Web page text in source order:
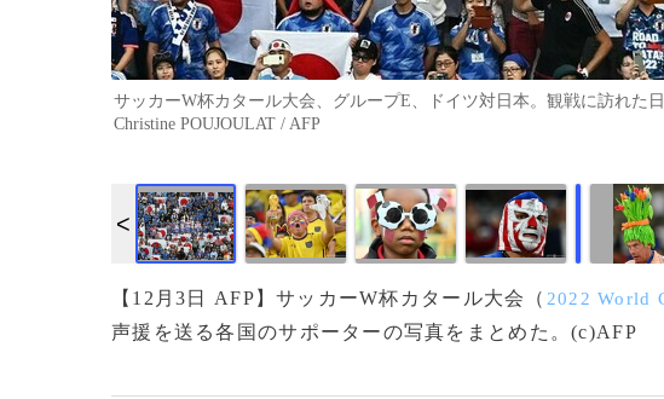
サッカーW杯カタール大会、グループE、ドイツ対日本。観戦に訪れた
Christine POUJOULAT / AFP
画像作成中 画像作成中
【12月3日 AFP】サッカーW杯カタール大会（ 2022 World
声援を送る各国のサポーターの写真をまとめた。(c)AFP